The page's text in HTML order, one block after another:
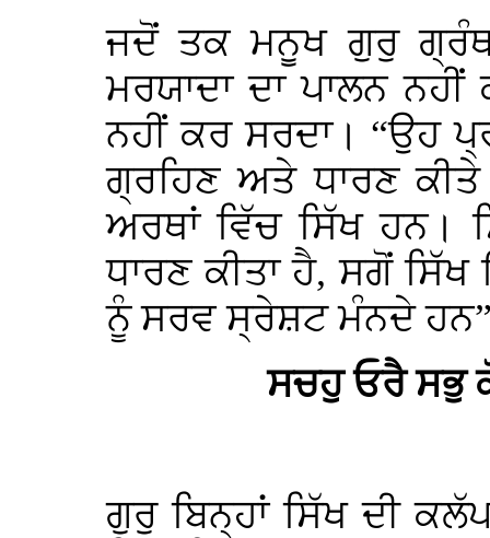
ਜਦੋਂ ਤਕ ਮਨੂਖ ਗੁਰੁ
ਮਰਯਾਦਾ ਦਾ ਪਾਲਨ
ਨਹੀਂ ਕਰ ਸਰਦਾ। “ਉਹ
ਗ੍ਰਹਿਣ ਅਤੇ ਧਾਰਣ
ਅਰਥਾਂ ਵਿੱਚ ਸਿੱਖ ਹਨ।
ਧਾਰਣ ਕੀਤਾ ਹੈ, ਸਗੋਂ
ਨੂੰ ਸਰਵ ਸ੍ਰੇਸ਼ਟ ਮੰਨਦੇ
ਸਚਹੁ ਓਰੈ ਸਭੁ
ਗੁਰੁ ਬਿਨ੍ਹਾਂ ਸਿੱਖ ਦੀ